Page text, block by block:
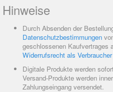
Hinweise
Durch Absenden der
Datenschutzbestimmungen
geschlossenen Kaufvertrages
Widerrufsrecht als Verbraucher
Digitale Produkte werden
Versand-Produkte werden
Zahlungseingang versendet.